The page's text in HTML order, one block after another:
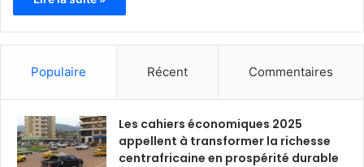
Populaire Récent Commentaires
Les cahiers économiques 2025
appellent à transformer la richesse
centrafricaine en prospérité durable